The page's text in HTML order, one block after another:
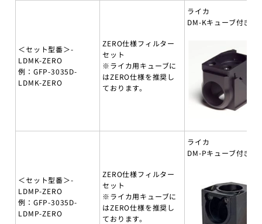
＜セット型番＞-
LDMK-ZERO
例：GFP-3035D-
LDMK-ZERO
ZERO仕様フィルター
セット
※ライカ用キューブに
はZERO仕様を推奨し
ております。
ライカ
DM-Kキューブ付き
＜セット型番＞-
LDMP-ZERO
例：GFP-3035D-
LDMP-ZERO
ZERO仕様フィルター
セット
※ライカ用キューブに
はZERO仕様を推奨し
ております。
ライカ
DM-Pキューブ付き